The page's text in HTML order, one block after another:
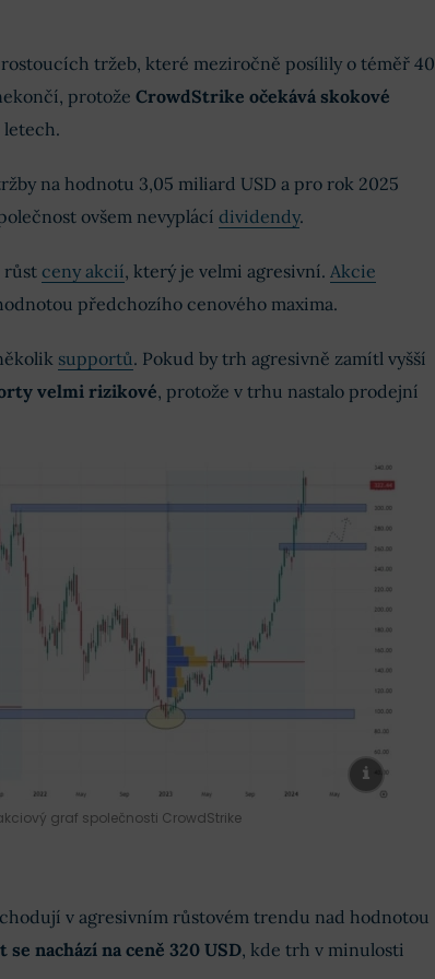
rostoucích tržeb, které meziročně posílily o téměř 40
protože CrowdStrike očekává skokové
na hodnotu 3,05 miliard USD a pro rok 2025
ovšem nevyplácí dividendy.
růst ceny akcií, který je velmi agresivní. Akcie
předchozího cenového maxima.
supportů. Pokud by trh agresivně zamítl vyšší
velmi rizikové, protože v trhu nastalo prodejní
graf společnosti CrowdStrike
v agresivním růstovém trendu nad hodnotou
nachází na ceně 320 USD, kde trh v minulosti